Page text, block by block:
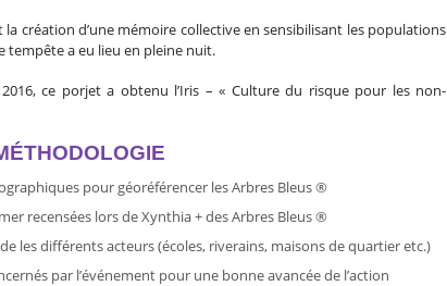
création d’une mémoire collective en sensibilisant les populations
tempête a eu lieu en pleine nuit.
ce porjet a obtenu l’Iris – « Culture du risque pour les non-
pour géoréférencer les Arbres Bleus ®
recensées lors de Xynthia + des Arbres Bleus ®
les différents acteurs (écoles, riverains, maisons de quartier etc.)
par l’événement pour une bonne avancée de l’action